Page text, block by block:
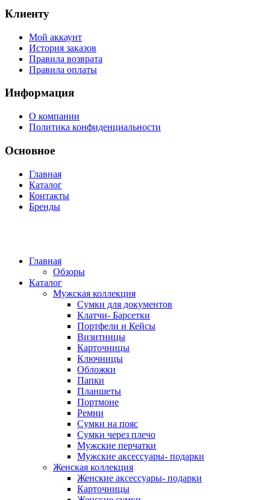
Клиенту
Мой аккаунт
История заказов
Правила возврата
Правила оплаты
Информация
О компании
Политика конфиденциальности
Основное
Главная
Каталог
Контакты
Бренды
Главная
Обзоры
Каталог
Мужская коллекция
Сумки для документов
Клатчи- Барсетки
Портфели и Кейсы
Визитницы
Карточницы
Ключницы
Обложки
Папки
Планшеты
Портмоне
Ремни
Сумки на пояс
Сумки через плечо
Мужские перчатки
Мужские аксессуары- подарки
Женская коллекция
Женские аксессуары- подарки
Карточницы